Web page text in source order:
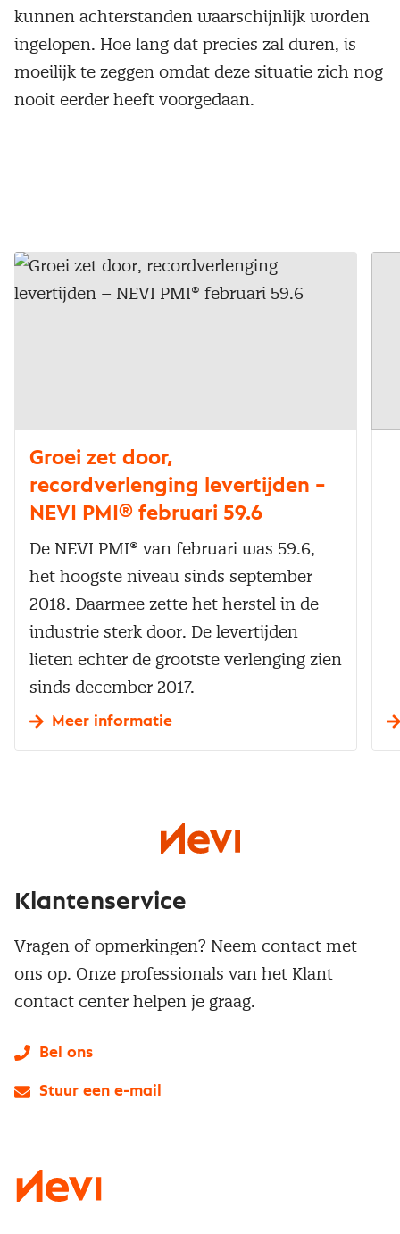
kunnen achterstanden waarschijnlijk worden
ingelopen. Hoe lang dat precies zal duren, is
moeilijk te zeggen omdat deze situatie zich nog
nooit eerder heeft voorgedaan.
Groei zet door,
recordverlenging levertijden –
NEVI PMI® februari 59.6
De NEVI PMI® van februari was 59.6,
het hoogste niveau sinds september
2018. Daarmee zette het herstel in de
industrie sterk door. De levertijden
lieten echter de grootste verlenging zien
sinds december 2017.
Meer informatie
Klantenservice
Vragen of opmerkingen? Neem contact met
ons op. Onze professionals van het Klant
contact center helpen je graag.
Bel ons
Stuur een e-mail